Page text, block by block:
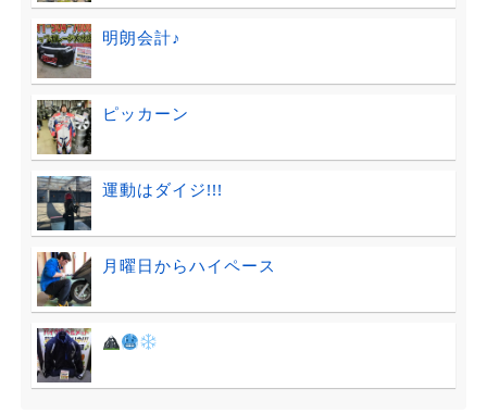
明朗会計♪
ピッカーン
運動はダイジ!!!
月曜日からハイペース